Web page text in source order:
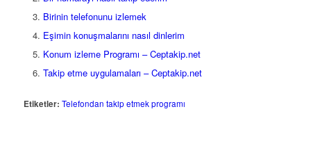
Birinin telefonunu izlemek
Eşimin konuşmalarını nasıl dinlerim
Konum izleme Programı – Ceptakip.net
Takip etme uygulamaları – Ceptakip.net
Etiketler: Telefondan takip etmek programı